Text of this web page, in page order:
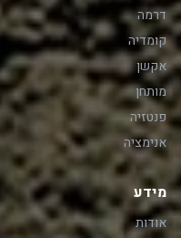
דרמה
קומדיה
אקשן
מותחן
פנטזיה
אנימציה
מידע
אודות